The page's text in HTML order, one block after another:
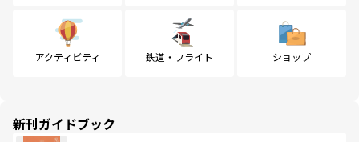
アクティビティ 鉄道・フライト ショップ
新刊ガイドブック